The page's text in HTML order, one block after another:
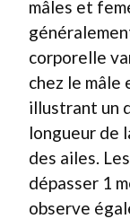
mâles et
corporelle
chez le mâle
illustrant un
longueur de
des ailes.
dépasser 1
observe